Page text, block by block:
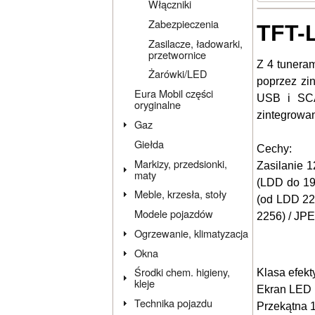
Włączniki
Zabezpieczenia
Zasilacze, ładowarki,
przetwornice
Żarówki/LED
Eura Mobil części
oryginalne
Gaz
Giełda
Markizy, przedsionki,
maty
Meble, krzesła, stoły
Modele pojazdów
Ogrzewanie, klimatyzacja
Okna
Środki chem. higieny,
kleje
Technika pojazdu
TFT-
Z 4
poprzez
USB i
Cechy:
Zasilanie
(LDD do
(od LDD
2256) /
Klasa
Ekran LED
Przekątna